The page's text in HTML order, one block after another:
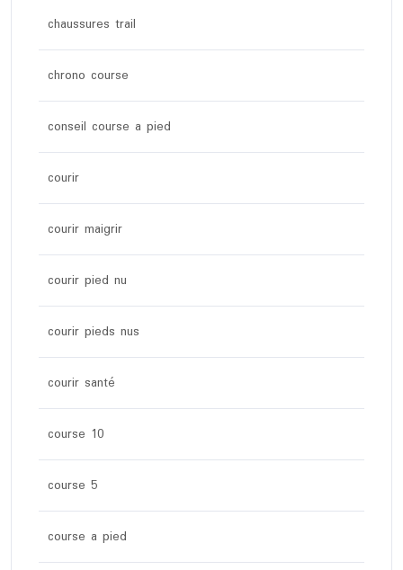
chaussures trail
chrono course
conseil course a pied
courir
courir maigrir
courir pied nu
courir pieds nus
courir santé
course 10
course 5
course a pied